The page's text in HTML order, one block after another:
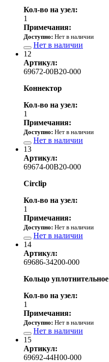
Кол-во на узел:
1
Примечания:
Доступно: Нет в наличии
Нет в наличии
12
Артикул:
69672-00B20-000
Коннектор
Кол-во на узел:
1
Примечания:
Доступно: Нет в наличии
Нет в наличии
13
Артикул:
69674-00B20-000
Circlip
Кол-во на узел:
1
Примечания:
Доступно: Нет в наличии
Нет в наличии
14
Артикул:
69686-34200-000
Кольцо уплотнительное
Кол-во на узел:
1
Примечания:
Доступно: Нет в наличии
Нет в наличии
15
Артикул:
69692-44H00-000